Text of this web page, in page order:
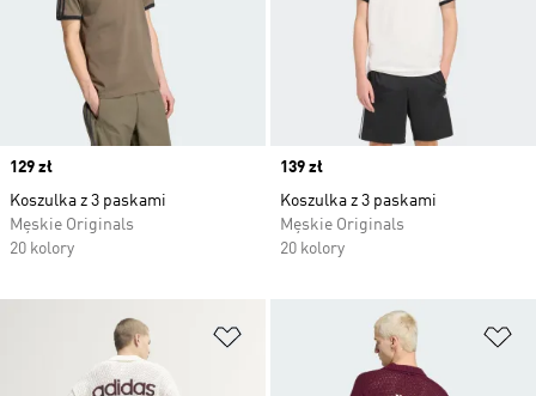
Price
129 zł
Koszulka z 3 paskami
Męskie Originals
20 kolory
Price
139 zł
Koszulka z 3 paskami
Męskie Originals
20 kolory
Dodaj do listy życzeń